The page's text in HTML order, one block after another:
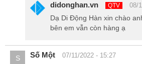
didonghan.vn QTV 08/
Dạ Di Động Hàn xin chào
bên em vẫn còn hàng ạ
S Số Một 07/11/2022 - 15:27